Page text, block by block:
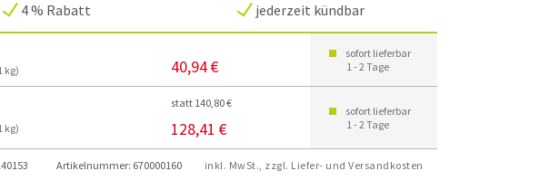
4 % Rabatt jederzeit kündbar
kg) 40,94 €
sofort lieferbar
1 - 2 Tage
kg)
statt 140,80 €
128,41 €
sofort lieferbar
1 - 2 Tage
Artikelnummer: 670000160 inkl. MwSt., zzgl. Liefer- und Versandkosten